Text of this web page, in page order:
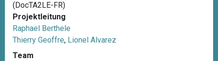
v
i
g
t
i
(DocTA2LE-FR)
Projektleitung
Raphael Berthele
Thierry Geoffre, Lionel Alvarez
Team